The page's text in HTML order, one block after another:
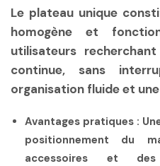
Le plateau unique
homogène et
utilisateurs
continue, sans
organisation fluide et
Avantages pratiques :
positionnement du
accessoires et des